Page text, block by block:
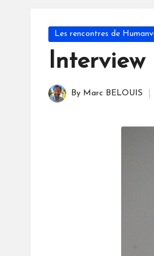
Posted
Les rencontres de
Posted
By Marc BELOUIS